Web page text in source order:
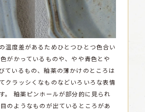
温度差があるためひとつひとつ色合い
がかっているものや、やや青色とや
ているもの、釉薬の薄かけのところは
クラッシくなものなどいろいろな表情
。
釉薬ピンホールが部分的に見られ
のようなものが出ているところがあ